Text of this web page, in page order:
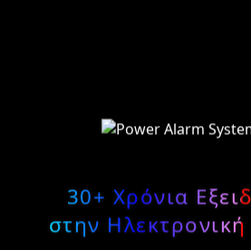
30+ Χρόνια
στην